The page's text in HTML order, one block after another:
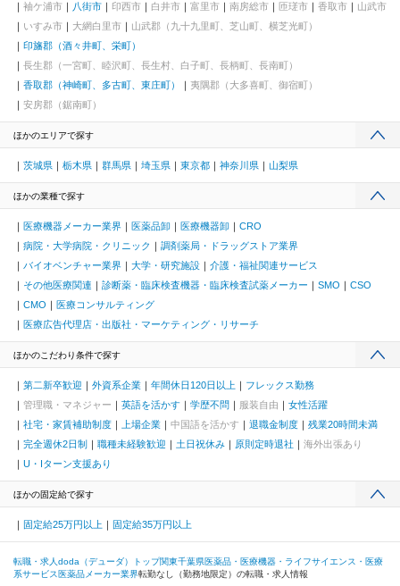
袖ケ浦市
八街市 印西市 白井市 富里市 南房総市 匝瑳市 香取市
山武市
いすみ市
大網白里市
山武郡（九十九里町、芝山町、横芝光町）
印旛郡（酒々井町、栄町）
長生郡（一宮町、睦沢町、長生村、白子町、長柄町、長南町）
香取郡（神崎町、多古町、東庄町）
夷隅郡（大多喜町、御宿町）
安房郡（鋸南町）
ほかのエリアで探す
茨城県 栃木県 群馬県 埼玉県 東京都 神奈川県 山梨県
ほかの業種で探す
医療機器メーカー業界 医薬品卸 医療機器卸
CRO
病院・大学病院・クリニック
調剤薬局・ドラッグストア業界
バイオベンチャー業界
大学・研究施設
介護・福祉関連サービス
その他医療関連
診断薬・臨床検査機器・臨床検査試薬メーカー SMO
CSO
CMO
医療コンサルティング
医療広告代理店・出版社・マーケティング・リサーチ
ほかのこだわり条件で探す
第二新卒歓迎 外資系企業 年間休日120日以上
フレックス勤務
管理職・マネジャー
英語を活かす 学歴不問 服装自由
女性活躍
社宅・家賃補助制度
上場企業 中国語を活かす 退職金制度
残業20時間未満
完全週休2日制
職種未経験歓迎 土日祝休み 原則定時退社
海外出張あり
U・Iターン支援あり
ほかの固定給で探す
固定給25万円以上 固定給35万円以上
転職・求人doda（デューダ）トップ関東千葉県医薬品・医療機器・ライフサイエンス・医療
系サービス 医薬品メーカー業界転勤なし（勤務地限定）の転職・求人情報